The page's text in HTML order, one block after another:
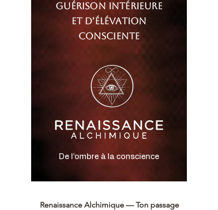
guérison intérieure
et d’élévation
consciente
De l’ombre à la conscience
Renaissance Alchimique — Ton passage